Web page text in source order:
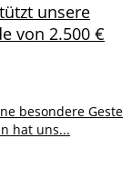
unsere
von 2.500 €
besondere Geste
hat uns...